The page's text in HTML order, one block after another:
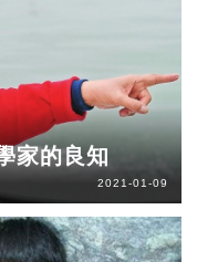
家的良知
2021-01-09